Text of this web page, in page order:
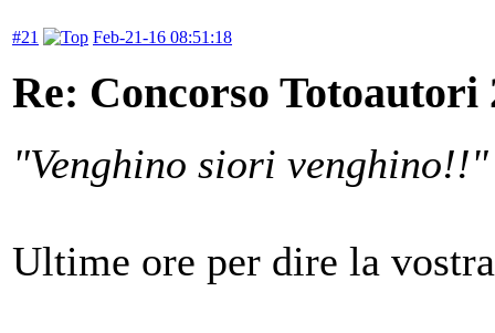
#21 Feb-21-16 08:51:18
Re: Concorso Totoautori
"Venghino siori venghino!!"
Ultime ore per dire la